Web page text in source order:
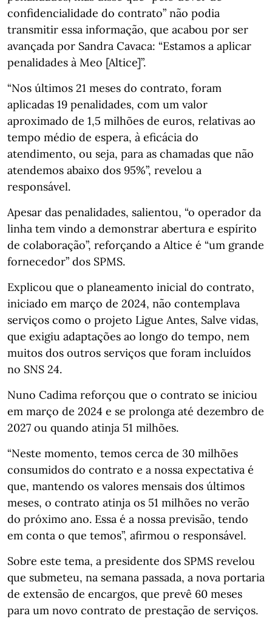
confidencialidade do contrato” não podia
transmitir essa informação, que acabou por ser
avançada por Sandra Cavaca: “Estamos a aplicar
penalidades à Meo [Altice]”.
“Nos últimos 21 meses do contrato, foram
aplicadas 19 penalidades, com um valor
aproximado de 1,5 milhões de euros, relativas ao
tempo médio de espera, à eficácia do
atendimento, ou seja, para as chamadas que não
atendemos abaixo dos 95%”, revelou a
responsável.
Apesar das penalidades, salientou, “o operador da
linha tem vindo a demonstrar abertura e espírito
de colaboração”, reforçando a Altice é “um grande
fornecedor” dos SPMS.
Explicou que o planeamento inicial do contrato,
iniciado em março de 2024, não contemplava
serviços como o projeto Ligue Antes, Salve vidas,
que exigiu adaptações ao longo do tempo, nem
muitos dos outros serviços que foram incluídos
no SNS 24.
Nuno Cadima reforçou que o contrato se iniciou
em março de 2024 e se prolonga até dezembro de
2027 ou quando atinja 51 milhões.
“Neste momento, temos cerca de 30 milhões
consumidos do contrato e a nossa expectativa é
que, mantendo os valores mensais dos últimos
meses, o contrato atinja os 51 milhões no verão
do próximo ano. Essa é a nossa previsão, tendo
em conta o que temos”, afirmou o responsável.
Sobre este tema, a presidente dos SPMS revelou
que submeteu, na semana passada, a nova portaria
de extensão de encargos, que prevê 60 meses
para um novo contrato de prestação de serviços.